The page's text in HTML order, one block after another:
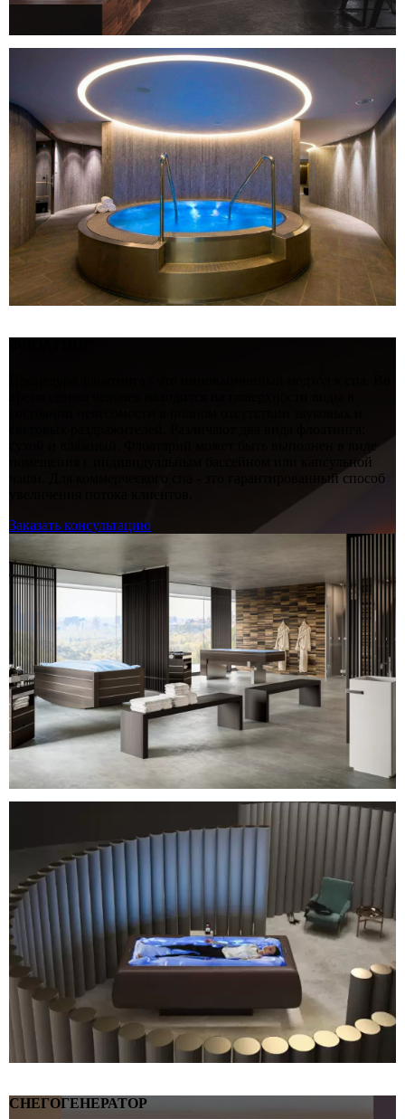
помещения с индивидуальным бассейном или капсульной
чаши. Для коммерческого спа - это гарантированный способ
Заказать консультацию
СНЕГОГЕНЕРАТОР